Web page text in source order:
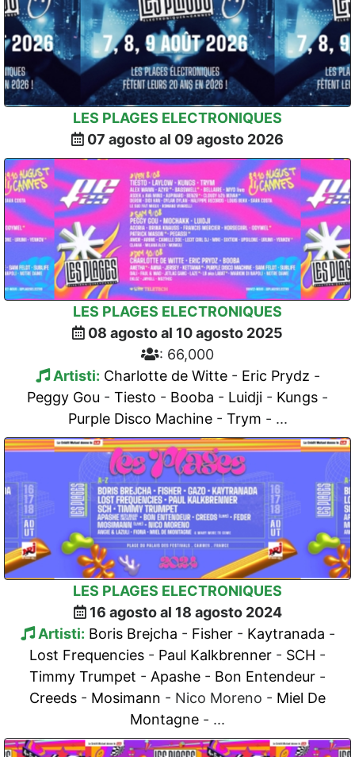
LES PLAGES ELECTRONIQUES
07 agosto al 09 agosto 2026
LES PLAGES ELECTRONIQUES
08 agosto al 10 agosto 2025
: 66,000
Artisti: Charlotte de Witte- Eric Prydz -
Peggy Gou - Tiesto - Booba - Luidji - Kungs -
Purple Disco Machine- Trym - ...
LES PLAGES ELECTRONIQUES
16 agosto al 18 agosto 2024
Artisti: Boris Brejcha - Fisher- Kaytranada -
Lost Frequencies - Paul Kalkbrenner - SCH -
Timmy Trumpet - Apashe - Bon Entendeur -
Creeds - Mosimann - Nico Moreno - Miel De
Montagne - ...